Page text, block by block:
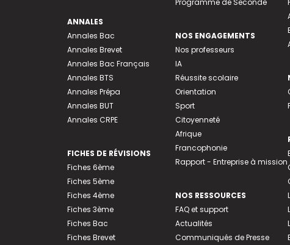
ANNALES
Annales Bac
Annales Brevet
Annales Bac Français
Annales BTS
Annales Prépa
Annales BUT
Annales CRPE
FICHES DE RÉVISIONS
Fiches 6ème
Fiches 5ème
Fiches 4ème
Fiches 3ème
Fiches Bac
Fiches Brevet
NOS ENGAGEMENTS
Nos professeurs
IA
Réussite scolaire
Orientation
Sport
Citoyenneté
Afrique
Francophonie
Rapport - Entreprise à mission
NOS RESSOURCES
FAQ et support
Actualités
Communiqués de Presse